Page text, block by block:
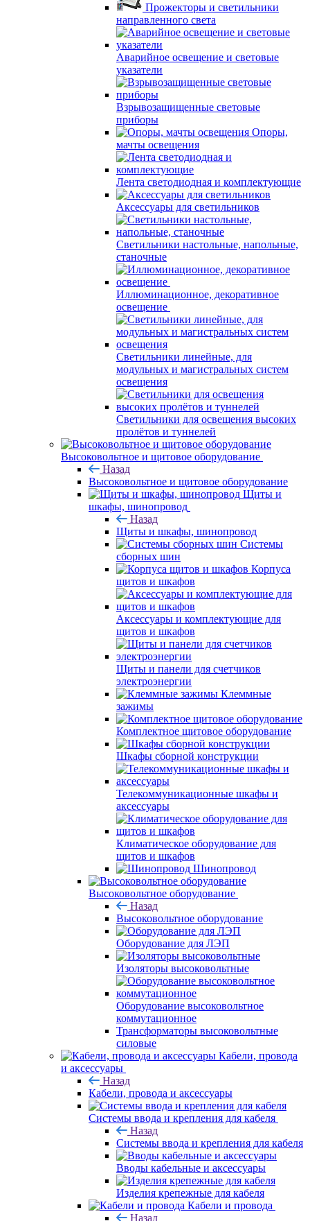
Прожекторы и светильники
направленного света
Аварийное освещение и световые
указатели
Взрывозащищенные световые
приборы
Опоры,
мачты освещения
Лента светодиодная и комплектующие
Аксессуары для светильников
Светильники настольные, напольные,
станочные
Иллюминационное, декоративное
освещение
Светильники линейные, для
модульных и магистральных систем
освещения
Светильники для освещения высоких
пролётов и туннелей
Высоковольтное и щитовое оборудование
Назад
Высоковольтное и щитовое оборудование
Щиты и
шкафы, шинопровод
Назад
Щиты и шкафы, шинопровод
Системы
сборных шин
Корпуса
щитов и шкафов
Аксессуары и комплектующие для
щитов и шкафов
Щиты и панели для счетчиков
электроэнергии
Клеммные
зажимы
Комплектное щитовое оборудование
Шкафы сборной конструкции
Телекоммуникационные шкафы и
аксессуары
Климатическое оборудование для
щитов и шкафов
Шинопровод
Высоковольтное оборудование
Назад
Высоковольтное оборудование
Оборудование для ЛЭП
Изоляторы высоковольтные
Оборудование высоковольтное
коммутационное
Трансформаторы высоковольтные
силовые
Кабели, провода
и аксессуары
Назад
Кабели, провода и аксессуары
Системы ввода и крепления для кабеля
Назад
Системы ввода и крепления для кабеля
Вводы кабельные и аксессуары
Изделия крепежные для кабеля
Кабели и провода
Назад